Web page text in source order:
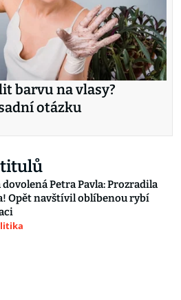
barvu na vlasy?
otázku
titulů
Petra Pavla: Prozradila
Opět navštívil oblíbenou rybí